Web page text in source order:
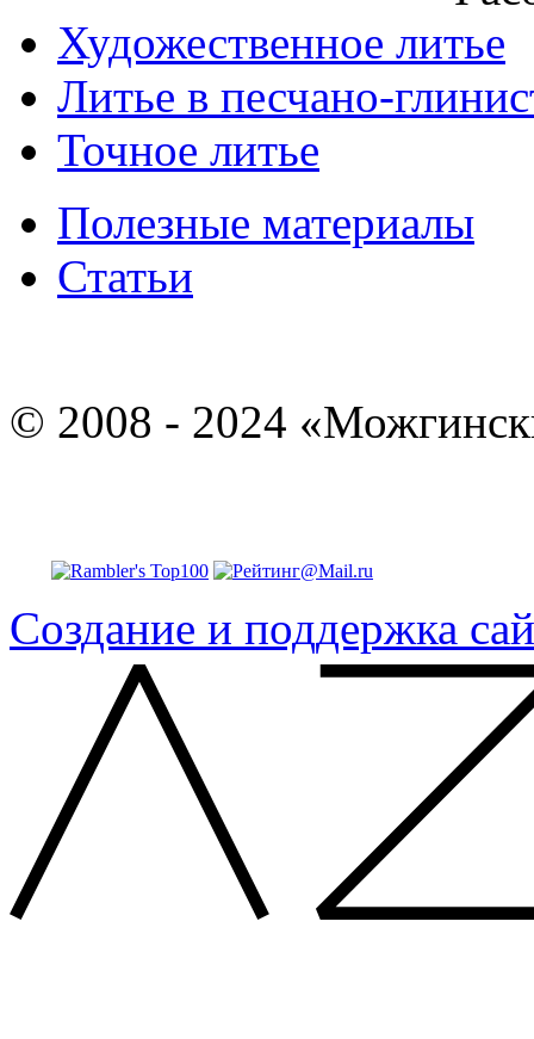
Художественное литье
Литье в песчано-
Точное литье
Полезные материалы
Статьи
© 2008 - 2024
Создание и поддержка